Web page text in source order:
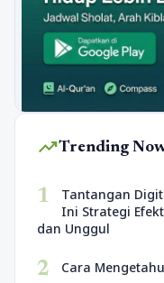
trending_upTrending
1
Tantangan
Ini Strategi
dan Unggul
2 Cara